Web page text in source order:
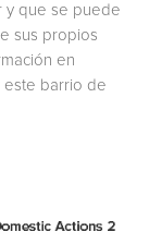
y que se puede
sus propios
en
barrio de